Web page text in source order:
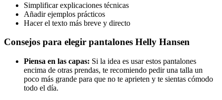
Simplificar explicaciones técnicas
Añadir ejemplos prácticos
Hacer el texto más breve y directo
Consejos para elegir pantalones Helly Hansen
Piensa en las capas: Si la idea es usar estos pantalones
encima de otras prendas, te recomiendo pedir una talla un
poco más grande para que no te aprieten y te sientas cómodo
todo el día.